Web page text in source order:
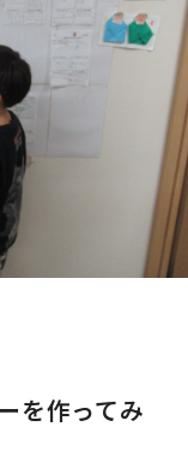
英会話（中学生）
を作ってみ